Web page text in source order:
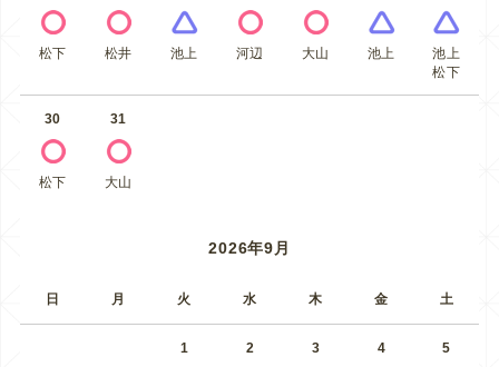
松下 松井 池上 河辺 大山 池上
池上
松下
30
松下
31
大山
2026年9月
日 月 火 水 木 金 土
1 2 3 4 5